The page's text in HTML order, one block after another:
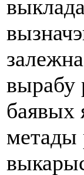
вырабу
баявых
метады